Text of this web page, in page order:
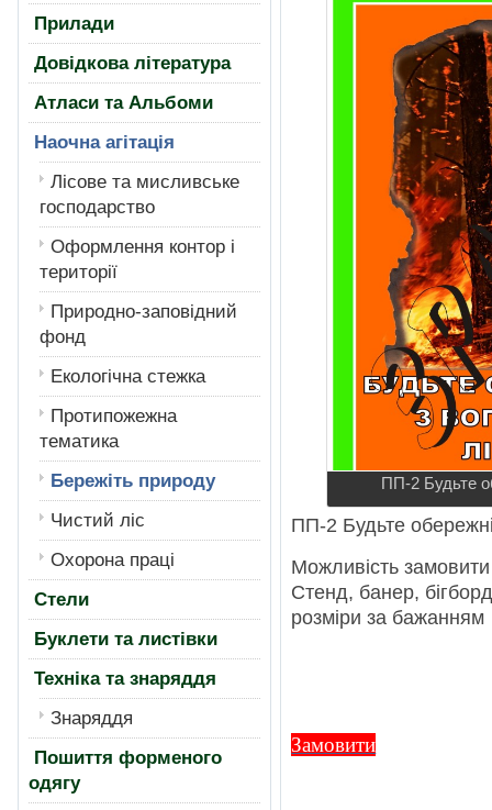
ПП-2 Будьте
ПП-2 Будьте
Можливiсть
Стенд, банер,
розмiри за бажанням
Замовити
Прилади
Довідкова література
Атласи та Альбоми
Наочна агітація
Лiсове та мисливське
господарство
Оформлення контор і
території
Природно-заповідний
фонд
Екологiчна стежка
Протипожежна
тематика
Бережiть природу
Чистий лiс
Охорона працi
Стели
Буклети та листівки
Техніка та знаряддя
Знаряддя
Пошиття форменого
одягу